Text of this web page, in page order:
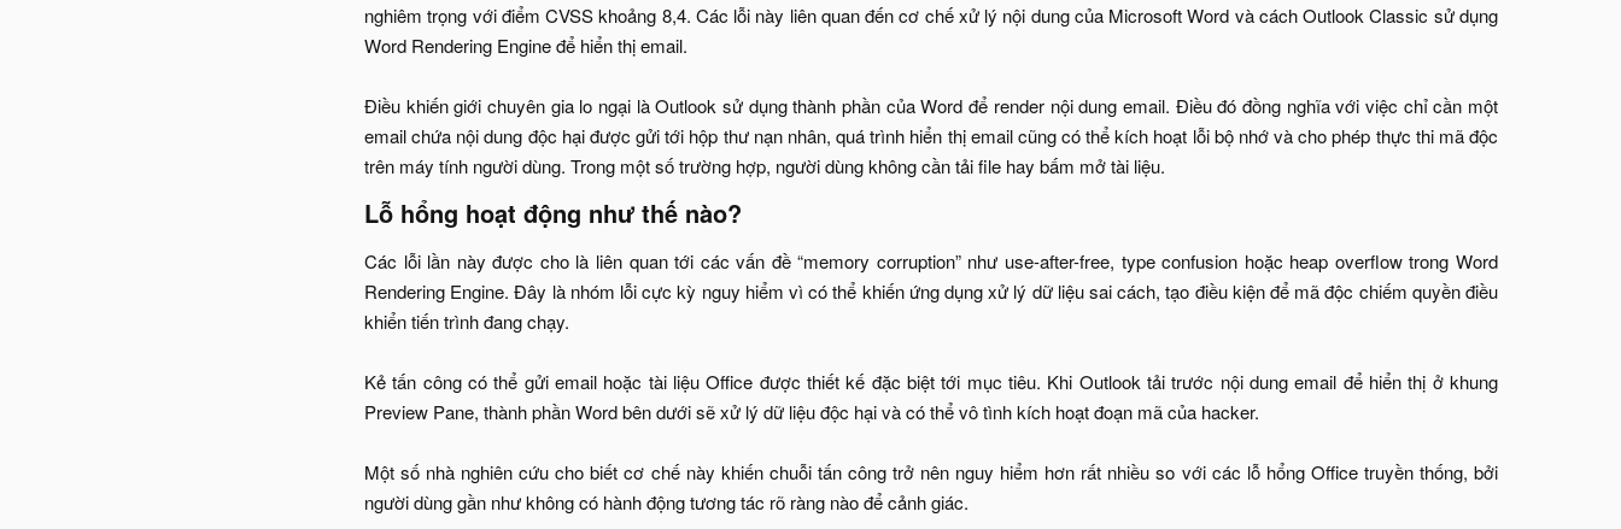
nghiêm trọng với điểm CVSS khoảng 8,4. Các lỗi này liên quan đến cơ chế xử lý nội dung của Microsoft Word và cách Outlook Classic sử dụng
Word Rendering Engine để hiển thị email.
Điều khiến giới chuyên gia lo ngại là Outlook sử dụng thành phần của Word để render nội dung email. Điều đó đồng nghĩa với việc chỉ cần một
email chứa nội dung độc hại được gửi tới hộp thư nạn nhân, quá trình hiển thị email cũng có thể kích hoạt lỗi bộ nhớ và cho phép thực thi mã độc
trên máy tính người dùng. Trong một số trường hợp, người dùng không cần tải file hay bấm mở tài liệu.​
Lỗ hổng hoạt động như thế nào?​
Các lỗi lần này được cho là liên quan tới các vấn đề “memory corruption” như use-after-free, type confusion hoặc heap overflow trong Word
Rendering Engine. Đây là nhóm lỗi cực kỳ nguy hiểm vì có thể khiến ứng dụng xử lý dữ liệu sai cách, tạo điều kiện để mã độc chiếm quyền điều
khiển tiến trình đang chạy.
Kẻ tấn công có thể gửi email hoặc tài liệu Office được thiết kế đặc biệt tới mục tiêu. Khi Outlook tải trước nội dung email để hiển thị ở khung
Preview Pane, thành phần Word bên dưới sẽ xử lý dữ liệu độc hại và có thể vô tình kích hoạt đoạn mã của hacker.
Một số nhà nghiên cứu cho biết cơ chế này khiến chuỗi tấn công trở nên nguy hiểm hơn rất nhiều so với các lỗ hổng Office truyền thống, bởi
người dùng gần như không có hành động tương tác rõ ràng nào để cảnh giác.​